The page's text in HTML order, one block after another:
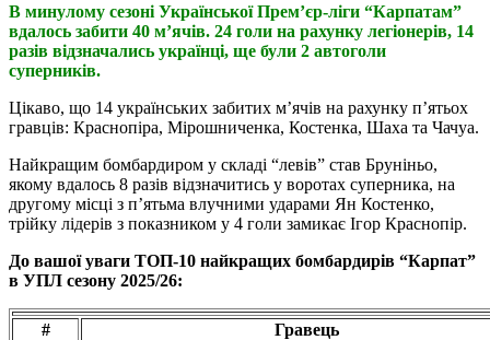
В минулому сезоні Української Прем’єр-ліги “Карпатам”
вдалось забити 40 м’ячів. 24 голи на рахунку легіонерів, 14
разів відзначались українці, ще були 2 автоголи
суперників.
Цікаво, що 14 українських забитих м’ячів на рахунку п’ятьох
гравців: Краснопіра, Мірошниченка, Костенка, Шаха та Чачуа.
Найкращим бомбардиром у складі “левів” став Бруніньо,
якому вдалось 8 разів відзначитись у воротах суперника, на
другому місці з п’ятьма влучними ударами Ян Костенко,
трійку лідерів з показником у 4 голи замикає Ігор Краснопір.
До вашої уваги ТОП-10 найкращих бомбардирів “Карпат”
в УПЛ сезону 2025/26:
#
Гравець